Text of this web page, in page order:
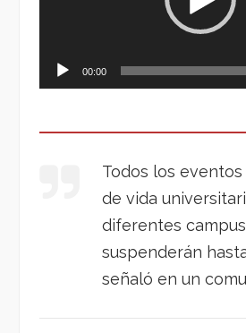
00:00
Todos los
de vida
diferentes
suspenderán
señaló en un